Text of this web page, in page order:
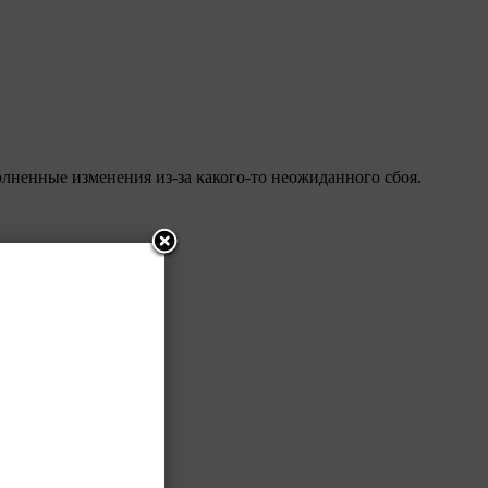
изменения из-за какого-то неожиданного сбоя.